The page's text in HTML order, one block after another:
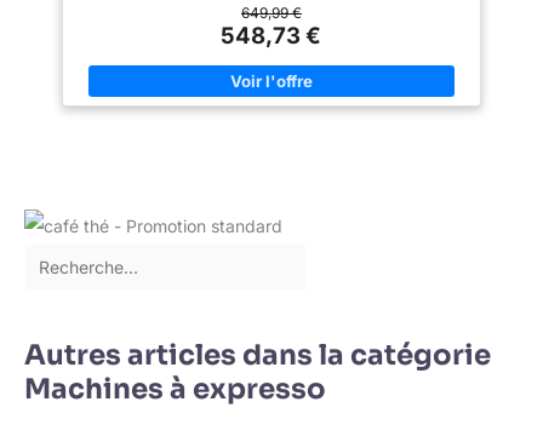
de tubes. 12 SPÉCIALITÉS DE CAFÉ EN TOUTE SIMPLICITÉ :
Savourez vos cafés préférés, de l'espresso corsé au
cappuccino gourmand ÉCRAN TFT INTUITIF : Sélectionnez
facilement votre Spécialité de Café sur cette machine expresso
- café à grain avec une interface simple à une touche - Ajustez
l'arôme et l'intensité grâce au personnalisateur de café
volume du café
649,99 €
548,73 €
Autres articles dans la catégorie
Machines à expresso